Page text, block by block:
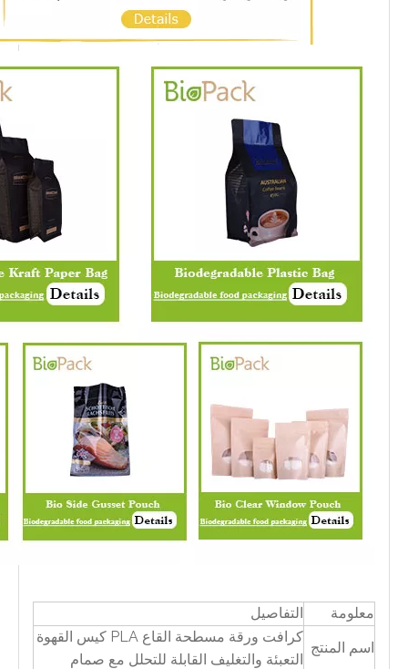
معلومة
التفاصيل
اسم المنتج
كرافت ورقة مسطحة القاع PLA كيس القهوة
التعبئة والتغليف القابلة للتحلل مع صمام